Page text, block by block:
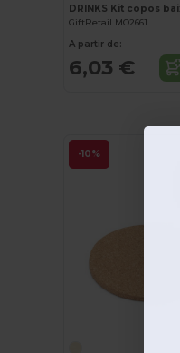
GiftRetail MO2661
A partir de:
6,03 €
-10%